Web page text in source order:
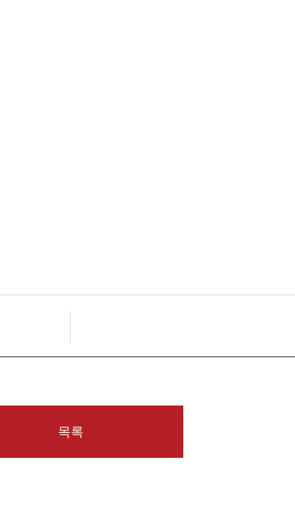
목록